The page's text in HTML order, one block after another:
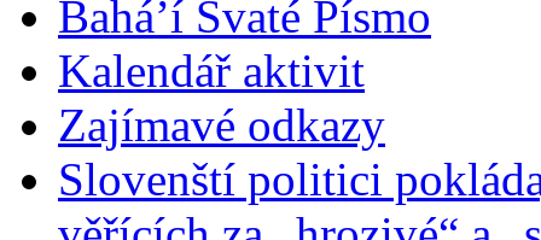
Bahá’í Svaté Písmo
Kalendář aktivit
Zajímavé odkazy
Slovenští politici